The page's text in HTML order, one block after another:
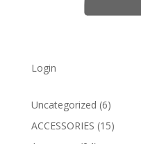
Login
Uncategorized 66
products
ACCESSORIES 1515